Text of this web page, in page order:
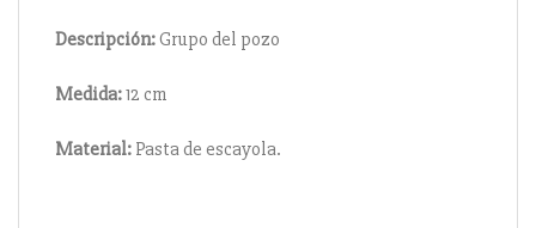
Descripción:Grupo del pozo
Medida:12 cm
Material: Pasta de escayola.